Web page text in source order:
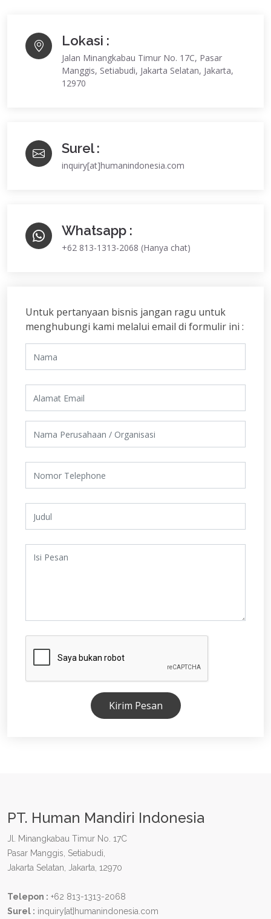
Lokasi :
Jalan Minangkabau Timur No. 17C, Pasar
Manggis, Setiabudi, Jakarta Selatan, Jakarta,
12970
Surel :
inquiry[at]humanindonesia.com
Whatsapp :
+62 813-1313-2068 (Hanya chat)
Untuk pertanyaan bisnis jangan ragu untuk
menghubungi kami melalui email di formulir ini :
Kirim Pesan
PT. Human Mandiri Indonesia
Jl. Minangkabau Timur No. 17C
Pasar Manggis, Setiabudi,
Jakarta Selatan, Jakarta, 12970
Telepon : +62 813-1313-2068
Surel : inquiry[at]humanindonesia.com